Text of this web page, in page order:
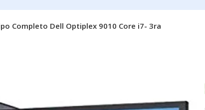
Completo Dell Optiplex 9010 Core i7- 3ra